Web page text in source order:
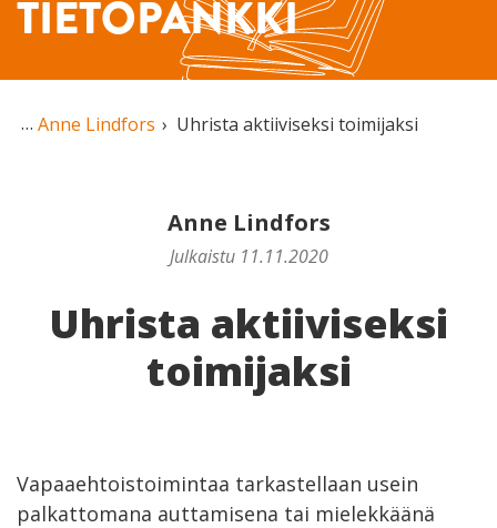
TIETOPANKKI
Anne Lindfors Uhrista aktiiviseksi toimijaksi
Anne Lindfors
Julkaistu 11.11.2020
Uhrista aktiiviseksi
toimijaksi
Vapaaehtoistoimintaa tarkastellaan usein
palkattomana auttamisena tai mielekkäänä